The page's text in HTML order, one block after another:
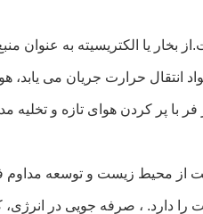
یا الکتریسیته به
انتقال حرارت جریان می
با پر کردن هوای تازه و
محیط زیست و توسعه مداوم